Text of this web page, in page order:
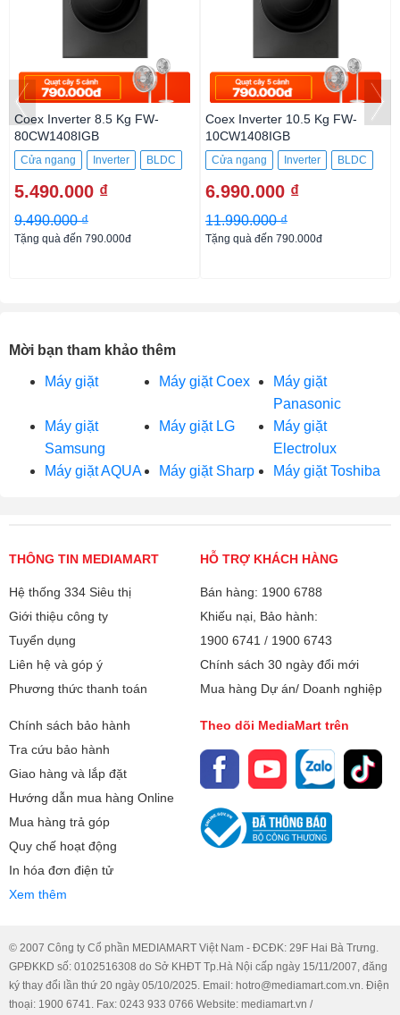
Coex Inverter 8.5 Kg FW-
80CW1408IGB
Cửa ngang Inverter
BLDC
8.5Kg
5.490.000 ₫
9.490.000 ₫
Tặng quà đến 790.000đ
Coex Inverter 10.5 Kg FW-
10CW1408IGB
Cửa ngang Inverter
BLDC
10.5Kg
6.990.000 ₫
11.990.000 ₫
Tặng quà đến 790.000đ
Mời bạn tham khảo thêm
Máy giặt Máy giặt Coex
Máy giặt
Panasonic
Máy giặt
Samsung
Máy giặt LG
Máy giặt
Electrolux
Máy giặt AQUA
Máy giặt Sharp Máy giặt Toshiba
THÔNG TIN MEDIAMART
Hệ thống 334 Siêu thị
Giới thiệu công ty
Tuyển dụng
Liên hệ và góp ý
Phương thức thanh toán
HỖ TRỢ KHÁCH HÀNG
Bán hàng: 1900 6788
Khiếu nại, Bảo hành:
1900 6741 / 1900 6743
Chính sách 30 ngày đổi mới
Mua hàng Dự án/ Doanh nghiệp
Chính sách bảo hành
Tra cứu bảo hành
Giao hàng và lắp đặt
Hướng dẫn mua hàng Online
Mua hàng trả góp
Quy chế hoạt động
In hóa đơn điện tử
Xem thêm
Theo dõi MediaMart trên
© 2007 Công ty Cổ phần MEDIAMART Việt Nam - ĐCĐK: 29F Hai Bà Trưng.
GPĐKKD số: 0102516308 do Sở KHĐT Tp.Hà Nội cấp ngày 15/11/2007, đăng
ký thay đổi lần thứ 20 ngày 05/10/2025. Email: hotro@mediamart.com.vn. Điện
thoại: 1900 6741. Fax: 0243 933 0766 Website: mediamart.vn /